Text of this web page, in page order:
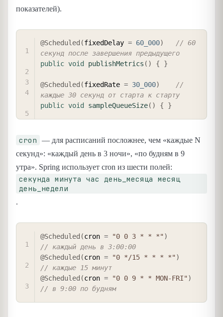
показателей).
@Scheduled (fixedDelay = 60_000)
// 60
секунд после завершения предыдущего
public void publishMetrics ( ) { }
@Scheduled (fixedRate = 30_000)
//
каждые 30 секунд от старта к старту
public void sampleQueueSize( ) { }
COPY
cron
— для расписаний посложнее, чем «каждые N
секунд»: «каждый день в 3 ночи», «по будням в 9
утра». Spring использует cron из шести полей:
секунда минута час день_месяца месяц
день_недели
.
@Scheduled (cron = "0 0 3 * * *")
// каждый день в 3:00:00
@Scheduled (cron = "0 */15 * * * *")
// каждые 15 минут
@Scheduled (cron = "0 0 9 * * MON-FRI")
// в 9:00 по будням